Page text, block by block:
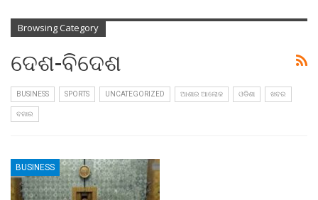
Browsing Category
ଦେଶ-ବିଦେଶ
BUSINESS SPORTS UNCATEGORIZED ଆଶାର ଆଲୋକ ଓଡିଶା ଖବର
ବଜାର
BUSINESS